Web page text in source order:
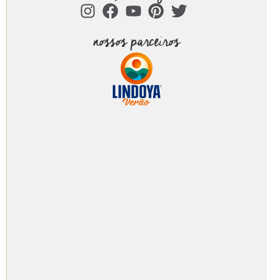
nossos parceiros